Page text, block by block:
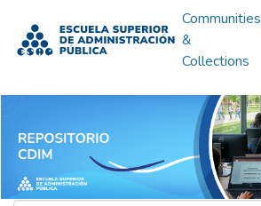
Communities
&
Collections